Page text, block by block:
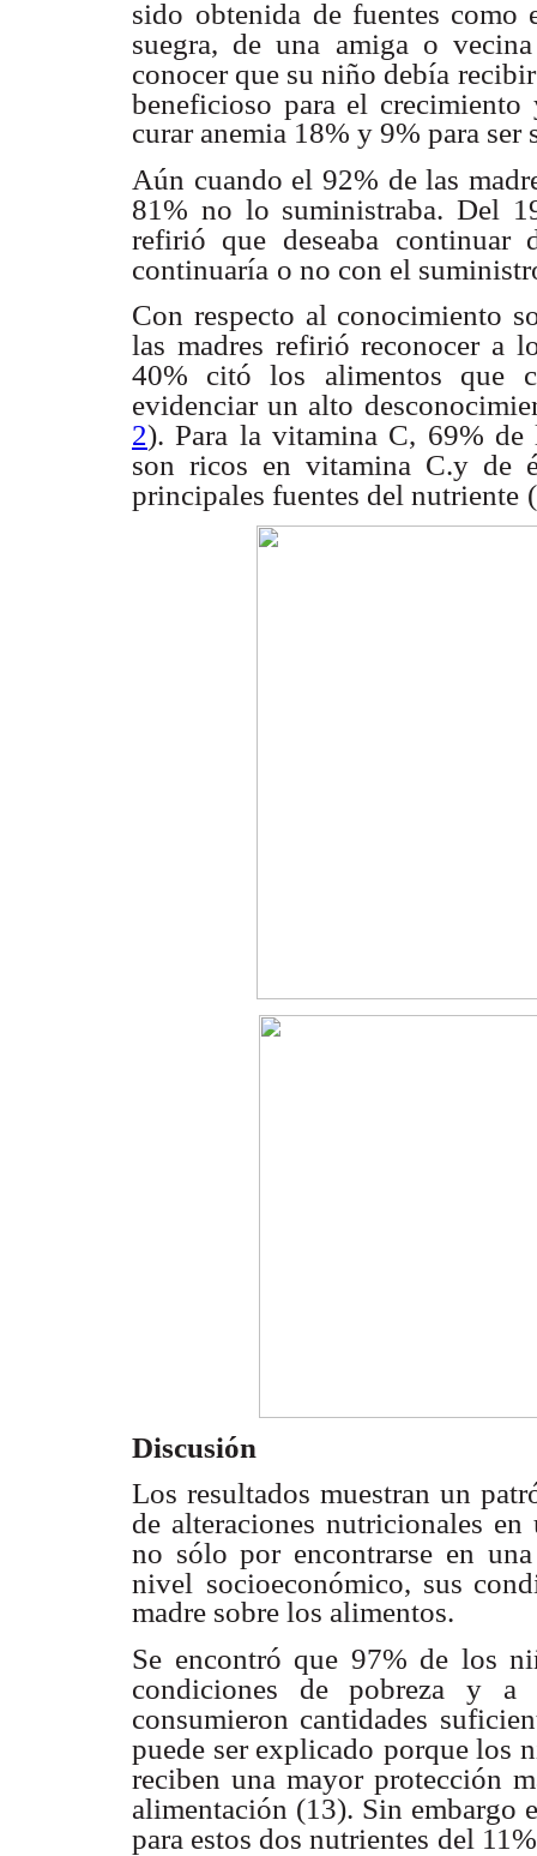
sido obtenida de fuentes como
suegra, de una amiga o
conocer que su niño debía
beneficioso para el
curar anemia 18% y 9% para ser
Aún cuando el 92% de las
81% no lo suministraba. Del
refirió que deseaba continuar
continuaría o no con el
Con respecto al conocimiento
las madres refirió reconocer a
40% citó los alimentos que
evidenciar un alto
2). Para la vitamina C, 69% de
son ricos en vitamina C.y de
principales fuentes del nutriente (
Discusión
Los resultados muestran un
de alteraciones nutricionales en
no sólo por encontrarse en
nivel socioeconómico, sus
madre sobre los alimentos.
Se encontró que 97% de los
condiciones de pobreza y a
consumieron cantidades
puede ser explicado porque los
reciben una mayor protección
alimentación (13). Sin embargo
para estos dos nutrientes del